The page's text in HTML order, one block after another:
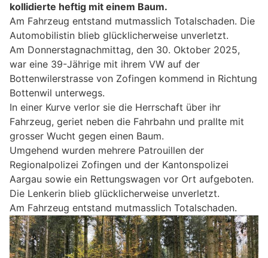
kollidierte heftig mit einem Baum.
Am Fahrzeug entstand mutmasslich Totalschaden. Die
Automobilistin blieb glücklicherweise unverletzt.
Am Donnerstagnachmittag, den 30. Oktober 2025,
war eine 39-Jährige mit ihrem VW auf der
Bottenwilerstrasse von Zofingen kommend in Richtung
Bottenwil unterwegs.
In einer Kurve verlor sie die Herrschaft über ihr
Fahrzeug, geriet neben die Fahrbahn und prallte mit
grosser Wucht gegen einen Baum.
Umgehend wurden mehrere Patrouillen der
Regionalpolizei Zofingen und der Kantonspolizei
Aargau sowie ein Rettungswagen vor Ort aufgeboten.
Die Lenkerin blieb glücklicherweise unverletzt.
Am Fahrzeug entstand mutmasslich Totalschaden.